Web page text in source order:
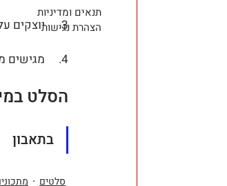
3.     יוצקים על הירקות, מערבבים ומפזרים את עלי השומר מסביב
4.     מגישים מיד או סמוך לארוחה.
הסלט
בתאבון
סלטים
תנאים ומדיניות
הצהרת נגישות